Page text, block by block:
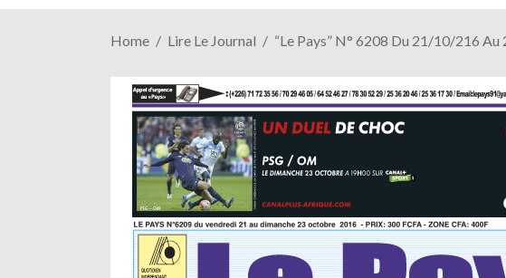
Home Lire Le Journal “Le Pays” N° 6208 Du 21/10/216